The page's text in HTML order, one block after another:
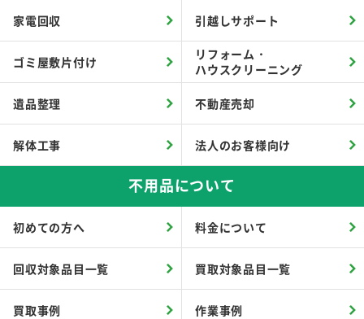
家電回収 引越しサポート
ゴミ屋敷片付け
リフォーム・
ハウスクリーニング
遺品整理 不動産売却
解体工事 法人のお客様向け
不用品について
初めての方へ 料金について
回収対象品目一覧 買取対象品目一覧
買取事例 作業事例